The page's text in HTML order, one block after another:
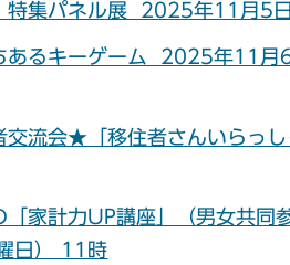
特集パネル展 2025年11月5
あるキーゲーム 2025年11
交流会★「移住者さんいらっ
「家計力UP講座」（男女
日） 11時